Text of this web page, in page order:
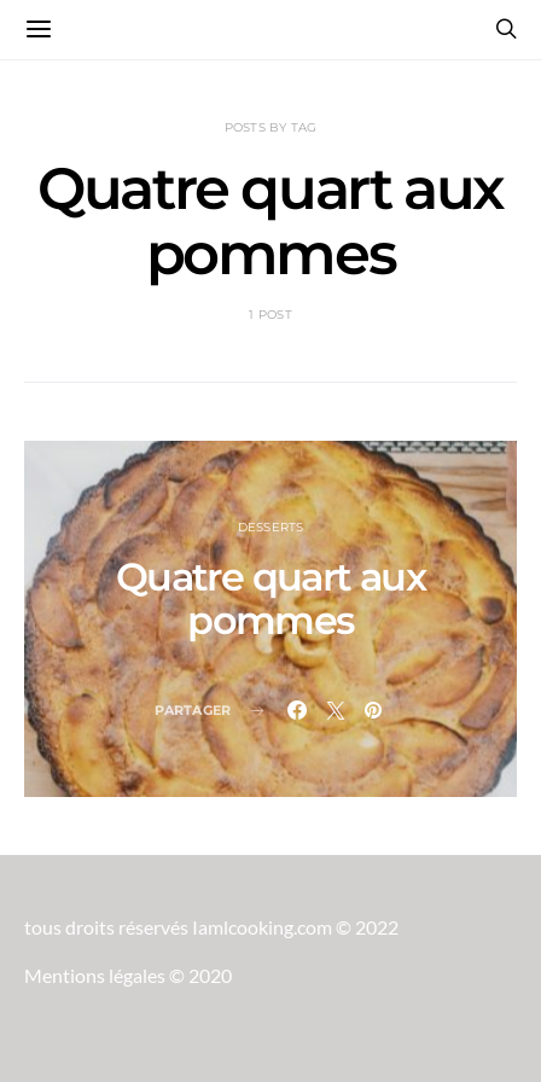
POSTS BY TAG
Quatre quart aux
pommes
1 POST
DESSERTS
Quatre quart aux
pommes
PARTAGER
tous droits réservés Iamlcooking.com © 2022
Mentions légales © 2020